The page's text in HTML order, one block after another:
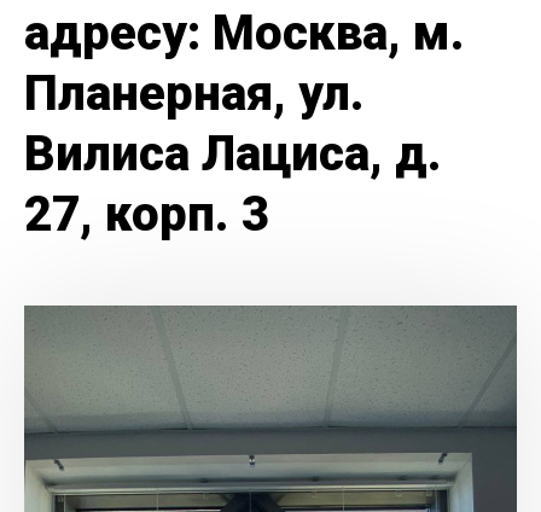
адресу: Москва, м.
Планерная, ул.
Вилиса Лациса, д.
27, корп. 3